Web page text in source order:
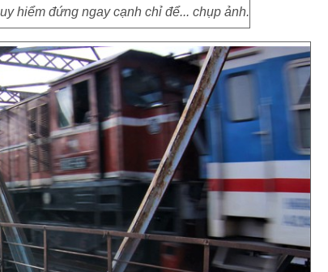
hiểm đứng ngay cạnh chỉ để... chụp ảnh.